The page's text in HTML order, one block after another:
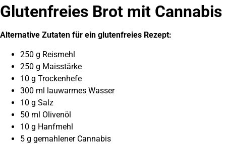
Glutenfreies Brot mit Cannabis
Alternative Zutaten für ein glutenfreies Rezept:
250 g Reismehl
250 g Maisstärke
10 g Trockenhefe
300 ml lauwarmes Wasser
10 g Salz
50 ml Olivenöl
10 g Hanfmehl
5 g gemahlener Cannabis